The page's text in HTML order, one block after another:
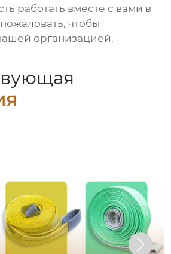
работать вместе с вами в
чтобы
организацией.